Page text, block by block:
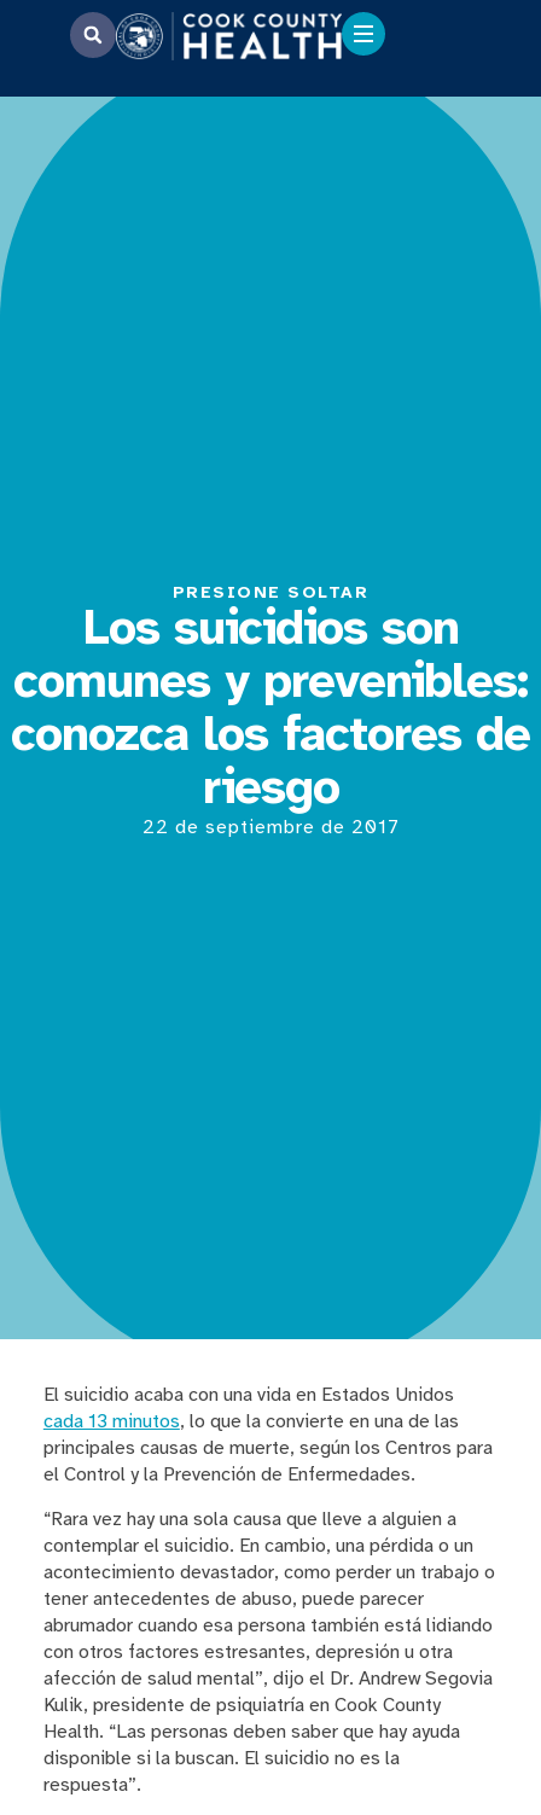
PRESIONE SOLTAR
Los suicidios son
comunes y prevenibles:
conozca los factores de
riesgo
22 de septiembre de 2017
El suicidio acaba con una vida en Estados Unidos
cada 13 minutos, lo que la convierte en una de las
principales causas de muerte, según los Centros para
el Control y la Prevención de Enfermedades.
“Rara vez hay una sola causa que lleve a alguien a
contemplar el suicidio. En cambio, una pérdida o un
acontecimiento devastador, como perder un trabajo o
tener antecedentes de abuso, puede parecer
abrumador cuando esa persona también está lidiando
con otros factores estresantes, depresión u otra
afección de salud mental”, dijo el Dr. Andrew Segovia
Kulik, presidente de psiquiatría en Cook County
Health. “Las personas deben saber que hay ayuda
disponible si la buscan. El suicidio no es la
respuesta”.